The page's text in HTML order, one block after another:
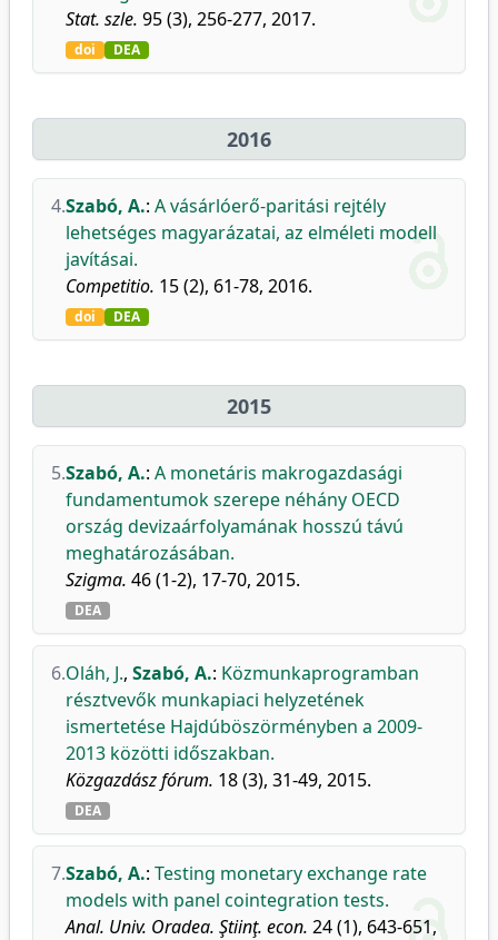
Stat. szle. 95 (3), 256-277, 2017.
doi DEA
2016
4.Szabó, A.: A vásárlóerő-paritási rejtély
lehetséges magyarázatai, az elméleti modell
javításai.
Competitio. 15 (2), 61-78, 2016.
doi DEA
2015
5.Szabó, A.: A monetáris makrogazdasági
fundamentumok szerepe néhány OECD
ország devizaárfolyamának hosszú távú
meghatározásában.
Szigma. 46 (1-2), 17-70, 2015.
DEA
6.Oláh, J., Szabó, A.: Közmunkaprogramban
résztvevők munkapiaci helyzetének
ismertetése Hajdúböszörményben a 2009-
2013 közötti időszakban.
Közgazdász fórum. 18 (3), 31-49, 2015.
DEA
7.Szabó, A.: Testing monetary exchange rate
models with panel cointegration tests.
Anal. Univ. Oradea. Ştiinţ. econ. 24 (1), 643-651,